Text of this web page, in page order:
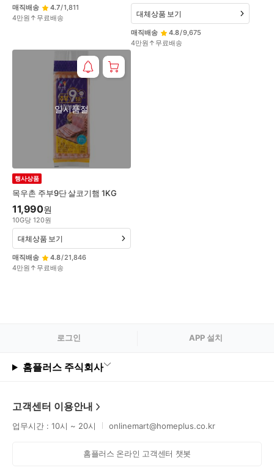
매직배송 4.7/1,811
4만원↑무료배송
매직배송 4.8/9,675
4만원↑무료배송
대체상품 보기
목우촌 주부9단 살코기햄 1KG
일시품절
행사상품
11,990원
10G당 120원
매직배송 4.8/21,846
4만원↑무료배송
대체상품 보기
로그인 APP 설치
홈플러스 주식회사
고객센터 이용안내
업무시간 : 10시 ~ 20시 onlinemart@homeplus.co.kr
홈플러스 온라인 고객센터 챗봇